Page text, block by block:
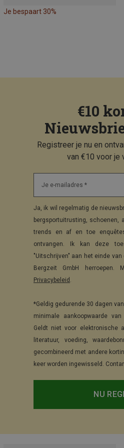
Je bespaart 30%
€10
Registreer je nu en
van €10 voor je
Je e-mailadres *
Ja, ik wil regelmatig de
bergsportuitrusting, schoenen,
trends en af en toe
ontvangen. Ik kan deze
"Uitschrijven" aan het einde
Bergzeit GmbH
Privacybeleid .
*Geldig gedurende 30 dagen
minimale aankoopwaarde
Geldt niet voor elektronische
literatuur, voeding,
gecombineerd met andere
keer worden ingewisseld.
NU